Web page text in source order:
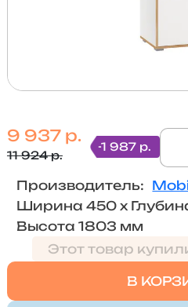
9 937 р.
11 924 р.
-1 987 р.
Производитель:
Ширина 450 х
Высота 1803 мм
Этот товар
В